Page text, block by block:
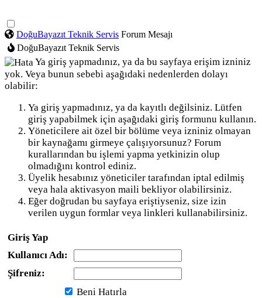
DoğuBayazıt Teknik Servis Forum Mesajı
DoğuBayazıt Teknik Servis
Ya giriş yapmadınız, ya da bu sayfaya erişim izniniz
yok. Veya bunun sebebi aşağıdaki nedenlerden dolayı
olabilir:
Ya giriş yapmadınız, ya da kayıtlı değilsiniz. Lütfen
giriş yapabilmek için aşağıdaki giriş formunu kullanın.
Yöneticilere ait özel bir bölüme veya izniniz olmayan
bir kaynağamı girmeye çalışıyorsunuz? Forum
kurallarından bu işlemi yapma yetkinizin olup
olmadığını kontrol ediniz.
Üyelik hesabınız yöneticiler tarafından iptal edilmiş
veya hala aktivasyon maili bekliyor olabilirsiniz.
Eğer doğrudan bu sayfaya eriştiyseniz, size izin
verilen uygun formlar veya linkleri kullanabilirsiniz.
Giriş Yap
Kullanıcı Adı:
Şifreniz:
Beni Hatırla